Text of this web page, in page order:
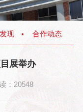
现 合作动态
展举办
：20548